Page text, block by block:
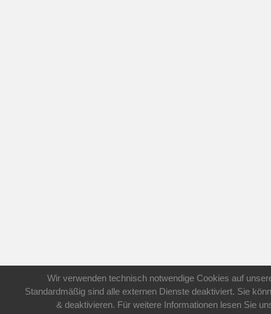
Wir verwenden technisch notwendige Cookies auf
Standardmäßig sind alle externen Dienste deaktiviert. Sie
& deaktivieren. Für weitere Informationen lesen Sie